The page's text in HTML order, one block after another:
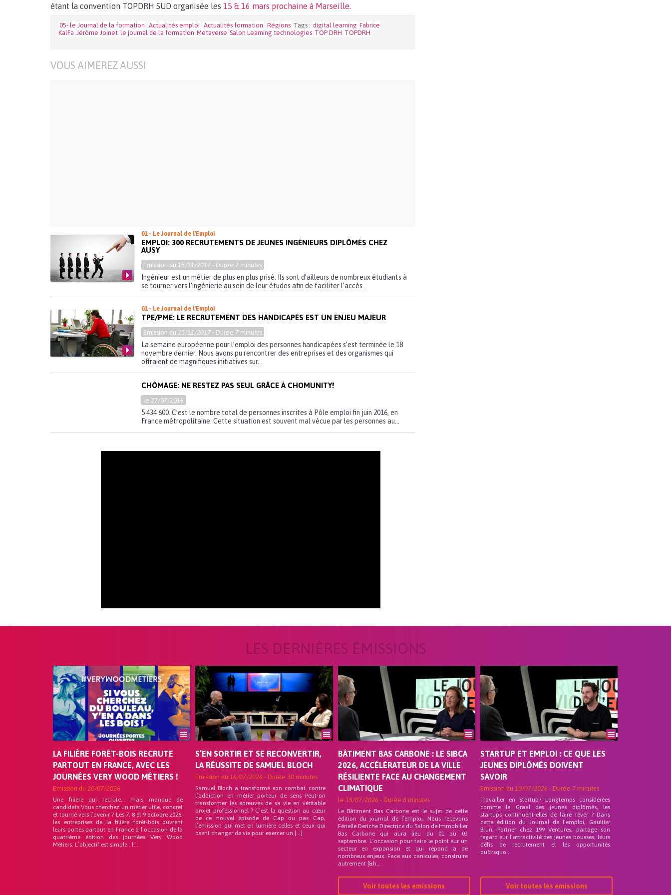
étant la convention TOPDRH SUD organisée les 15 & 16 mars prochaine à Marseille.
05- le Journal de la formation Actualités emploi Actualités formation Régions Tags : digital learning Fabrice
KalFa Jérôme Joinet le journal de la formation Metaverse Salon Learning technologies TOP DRH TOPDRH
VOUS AIMEREZ AUSSI
01 - Le Journal de l'Emploi
EMPLOI: 300 RECRUTEMENTS DE JEUNES INGÉNIEURS DIPLÔMÉS CHEZ
AUSY
Emission du15/11/2017 - Durée 7 minutes
Ingénieur est un métier de plus en plus prisé. Ils sont d’ailleurs de nombreux étudiants à
se tourner vers l’ingénierie au sein de leur études afin de faciliter l’accès...
01 - Le Journal de l'Emploi
TPE/PME: LE RECRUTEMENT DES HANDICAPÉS EST UN ENJEU MAJEUR
Emission du23/11/2017 - Durée 7 minutes
La semaine européenne pour l’emploi des personnes handicapées s’est terminée le 18
novembre dernier. Nous avons pu rencontrer des entreprises et des organismes qui
offraient de magnifiques initiatives sur...
CHÔMAGE: NE RESTEZ PAS SEUL GRÂCE À CHOMUNITY!
le 27/07/2016
5 434 600. C’est le nombre total de personnes inscrites à Pôle emploi fin juin 2016, en
France métropolitaine. Cette situation est souvent mal vécue par les personnes au...
LES DERNIÈRES ÉMISSIONS
LA FILIÈRE FORÊT-BOIS RECRUTE
PARTOUT EN FRANCE, AVEC LES
JOURNÉES VERY WOOD MÉTIERS !
Emission du 20/07/2026
Une filière qui recrute… mais manque de
candidats Vous cherchez un métier utile, concret
et tourné vers l’avenir ? Les 7, 8 et 9 octobre 2026,
les entreprises de la filière forêt-bois ouvrent
leurs portes partout en France à l’occasion de la
quatrième édition des journées Very Wood
Métiers. L’objectif est simple : f...
S’EN SORTIR ET SE RECONVERTIR,
LA RÉUSSITE DE SAMUEL BLOCH
Emission du16/07/2026 - Durée30 minutes
Samuel Bloch a transformé son combat contre
l’addiction en métier porteur de sens Peut-on
transformer les épreuves de sa vie en véritable
projet professionnel ? C’est la question au cœur
de ce nouvel épisode de Cap ou pas Cap,
l’émission qui met en lumière celles et ceux qui
osent changer de vie pour exercer un […]
BÂTIMENT BAS CARBONE : LE SIBCA
2026, ACCÉLÉRATEUR DE LA VILLE
RÉSILIENTE FACE AU CHANGEMENT
CLIMATIQUE
le 15/07/2026 - Durée 8 minutes
Le Bâtiment Bas Carbone est le sujet de cette
édition du journal de l’emploi. Nous recevons
Férielle Deriche Directrice du Salon de Immobilier
Bas Carbone qui aura lieu du 01 au 03
septembre. L’occasion pour faire le point sur un
secteur en expansion et qui répond a de
nombreux enjeux. Face aux canicules, construire
autrement [&h...
Voir toutes les emissions
STARTUP ET EMPLOI : CE QUE LES
JEUNES DIPLÔMÉS DOIVENT
SAVOIR
Emission du 10/07/2026 - Durée 7 minutes
Travailler en Startup? Longtemps considérées
comme le Graal des jeunes diplômés, les
startups continuent-elles de faire rêver ? Dans
cette édition du Journal de l’emploi, Gaultier
Brun, Partner chez 199 Ventures, partage son
regard sur l’attractivité des jeunes pousses, leurs
défis de recrutement et les opportunités
qu&rsquo...
Voir toutes les emissions